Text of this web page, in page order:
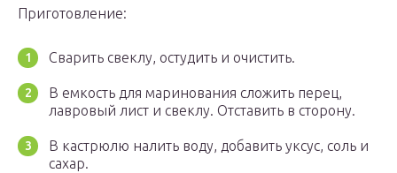
Приготовление:
Сварить свеклу, остудить и очистить.
В емкость для маринования сложить перец,
лавровый лист и свеклу. Отставить в сторону.
В кастрюлю налить воду, добавить уксус, соль и
сахар.